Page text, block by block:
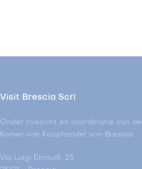
Visit Brescia Scrl
Onder toezicht en coördinatie van de
Kamer van Koophandel van Brescia
Via Luigi Einaudi, 23